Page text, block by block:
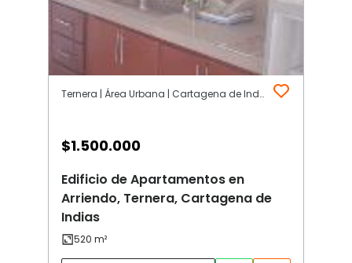
Ternera | Área Urbana | Cartagena de Indias
$1.500.000
Edificio de Apartamentos en
Arriendo, Ternera, Cartagena de
Indias